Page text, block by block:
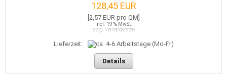
128,45 EUR
[2,57 EUR pro QM]
incl. 19 % MwSt.
zzgl. Versandkosten
Lieferzeit:
Details